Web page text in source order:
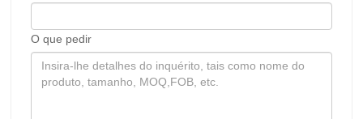
O que pedir